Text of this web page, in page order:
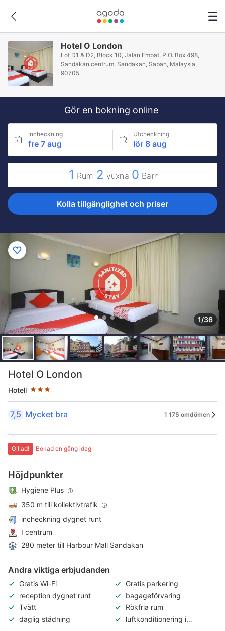
Hotel O London
Lot D1 & D2, Block 10, Jalan Empat, P.O. Box 498,
Sandakan centrum, Sandakan, Sabah, Malaysia,
90705
Gör en bokning online
Incheckning
fre 7 aug
Utcheckning
lör 8 aug
1 Rum 2 vuxna 0 Barn
Kolla tillgänglighet och priser
1/36
Hotel O London
Hotell
Stjärnklassificering: 3 stjärnor
7,5 Mycket bra 1 175 omdömen
Gillad! Bokad en gång idag
Höjdpunkter
Hygiene Plus
350 m till kollektivtrafik
incheckning dygnet runt
I centrum
280 meter till Harbour Mall Sandakan
Andra viktiga erbjudanden
Gratis Wi-Fi
Gratis parkering
reception dygnet runt
bagageförvaring
Tvätt
Rökfria rum
daglig städning
luftkonditionering i